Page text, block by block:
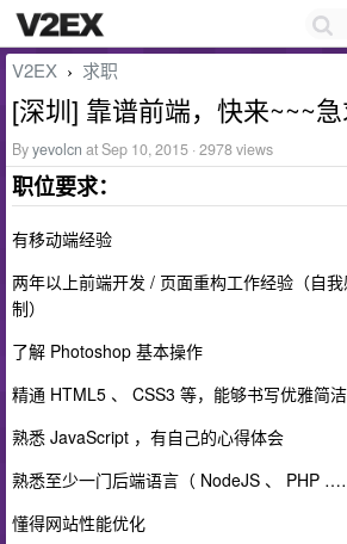
V2EX › 求职
[深圳] 靠谱前端，快来~~~急
Byyevolcn at Sep 10, 2015 · 2978 views
职位要求：
有移动端经验
两年以上前端开发 / 页面重构工作经验（自
制）
了解 Photoshop 基本操作
精通 HTML5 、 CSS3 等，能够书写优雅简
熟悉 JavaScript ，有自己的心得体会
熟悉至少一门后端语言（ NodeJS 、 PHP
懂得网站性能优化